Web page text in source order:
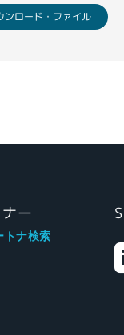
ンロード・ファイル
ー
トナ検索